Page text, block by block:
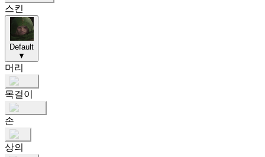
스킨
Default
▼
머리
목걸이
손
상의